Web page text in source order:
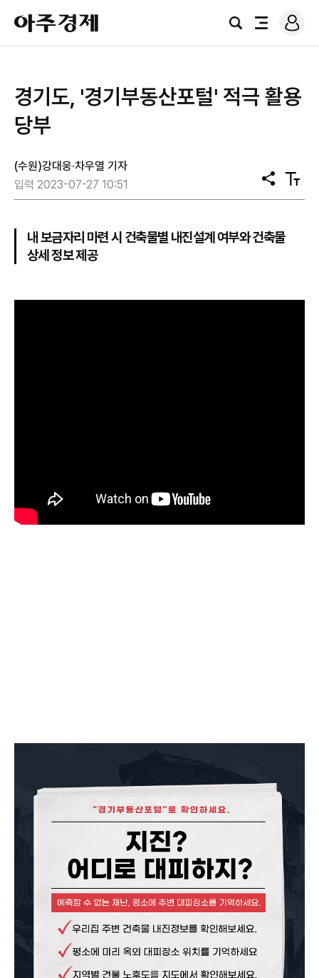
아
주
경
검
전
로
그
경기도, '경기부동산포털' 적극 활용
당부
(수원)강대웅·차우열 기자
입력 2023-07-27 10:51
공
유
텍
스
내 보금자리 마련 시 건축물별 내진설계 여부와 건축물
상세 정보 제공